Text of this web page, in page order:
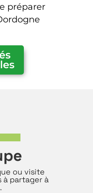
préparer
ou visite
à partager à